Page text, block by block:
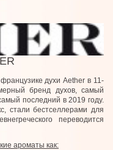
духи Aether в 11-
бренд духов, самый
последний в 2019 году.
стали бестселлерами для
переводится
ароматы как: